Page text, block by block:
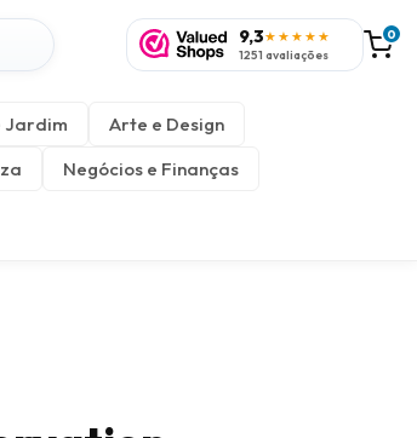
9,3★★★★★
1251 avaliações
0
Jardim
Arte e Design
Negócios e Finanças